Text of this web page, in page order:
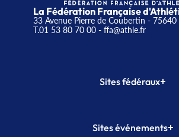
La Fédération Française
33 Avenue Pierre de Coubertin - 75640
T.01 53 80 70 00- ffa@athle.fr
Sites fédéraux+
Plateforme Formation
Sites événements+